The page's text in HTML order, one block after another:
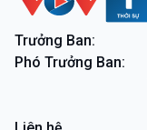
Trưởng Ban:
Phó Trưởng Ban: